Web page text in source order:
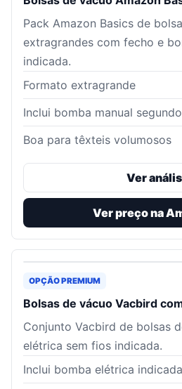
Pack Amazon Basics de
extragrandes com fecho e
indicada.
Formato extragrande
Inclui bomba manual
Boa para têxteis volumosos
Ver
Ver preço na
OPÇÃO PREMIUM
Bolsas de vácuo Vacbird
Conjunto Vacbird de bolsas
elétrica sem fios indicada.
Inclui bomba elétrica indicada